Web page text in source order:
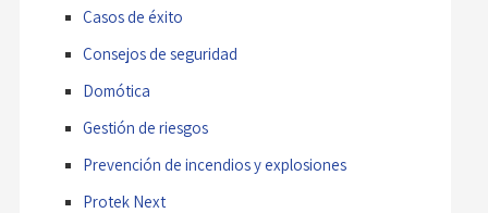
Casos de éxito
Consejos de seguridad
Domótica
Gestión de riesgos
Prevención de incendios y explosiones
Protek Next